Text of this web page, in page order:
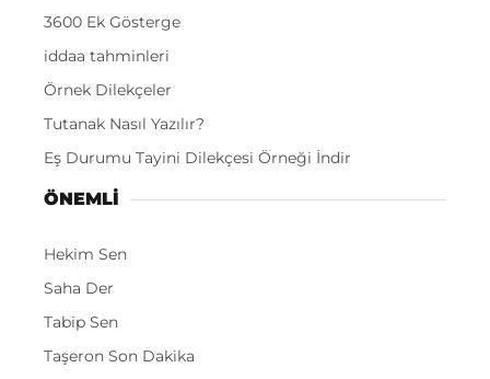
3600 Ek Gösterge
iddaa tahminleri
Örnek Dilekçeler
Tutanak Nasıl Yazılır?
Eş Durumu Tayini Dilekçesi Örneği İndir
ÖNEMLI
Hekim Sen
Saha Der
Tabip Sen
Taşeron Son Dakika